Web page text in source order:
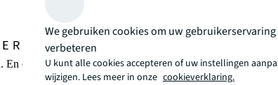
dan is er de JLL-manier. Een meer innovatieve,
We gebruiken cookies om uw gebruikerservaring
verbeteren
U kunt alle cookies accepteren of uw instellingen
wijzigen. Lees meer in onze cookieverklaring.